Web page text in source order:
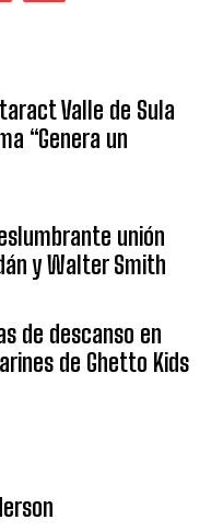
Valle de Sula
“Genera un
unión
y Walter Smith
de descanso en
de Ghetto Kids